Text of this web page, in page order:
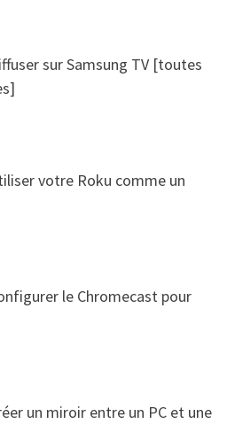
sur Samsung TV [toutes
votre Roku comme un
le Chromecast pour
un miroir entre un PC et une